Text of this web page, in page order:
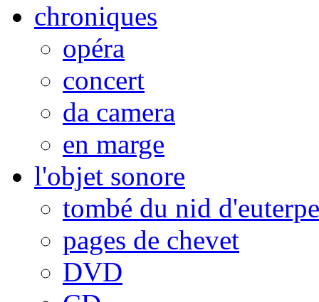
chroniques
opéra
concert
da camera
en marge
l'objet sonore
tombé du nid d'euterpe
pages de chevet
DVD